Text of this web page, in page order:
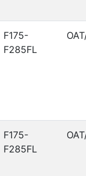
F175-
F285FL
F175-
F285FL